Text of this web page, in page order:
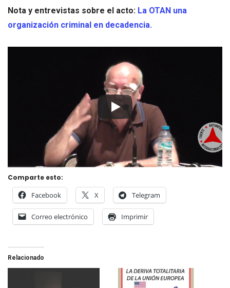
Nota y entrevistas sobre el acto: La OTAN una
organización criminal en decadencia.
Comparte esto:
Facebook X Telegram
Correo electrónico Imprimir
Relacionado